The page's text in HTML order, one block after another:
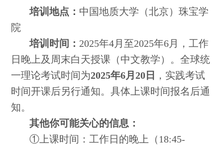
培训地点： 中国地质大学（北京）珠宝学
院
培训时间： 2025年4月至2025年6月，工作
日晚上及周末白天授课（中文教学）。全球统
一理论考试时间为2025年6月 20日
，实践考试
时间开课后另行通知。具体上课时间报名后通
知。
其他你可能关心的信息：
①上课时间：工作日的晚上（18:45-